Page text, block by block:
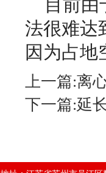
目前由
法很难达
因为占地
上一篇:离
下一篇:延